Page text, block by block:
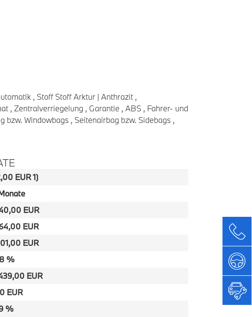
, Stoff Stoff Arktur | Anthrazit ,
, Zentralverriegelung , Garantie , ABS , Fahrer- und
Windowbags , Seitenairbag bzw. Sidebags ,
EUR 1)
EUR
EUR
EUR
%
EUR
EUR
%